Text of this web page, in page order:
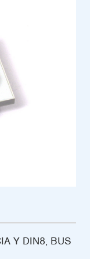
Y DIN8, BUS